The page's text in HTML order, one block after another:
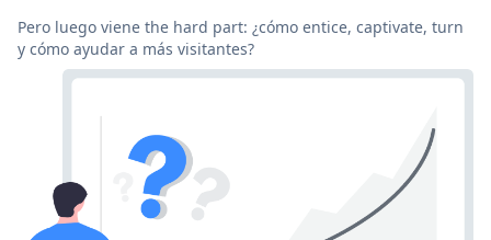
Pero luego viene the hard part: ¿cómo entice, captivate, turn
y cómo ayudar a más visitantes?